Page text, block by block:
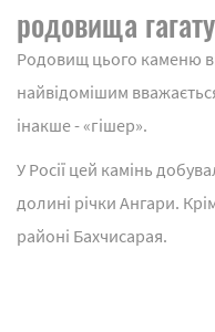
родовища гагату
Родовищ цього каменю
найвідомішим
інакше - «гішер».
У Росії цей камінь
долині річки Ангари.
районі Бахчисарая.